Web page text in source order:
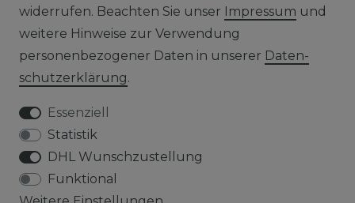
IMPRESSUM
DATENSCHUTZERKLÄRUNG
HINWEISE ZUM ELEKTROGESETZ
SERVICE
WIDERRUFSFORMULAR
widerrufen. Beachten Sie unser Impressum und
weitere Hinweise zur Verwendung
personenbezogener Daten in unserer Daten­
schutz­erklärung.
Essenziell
Statistik
DHL Wunschzustellung
Funktional